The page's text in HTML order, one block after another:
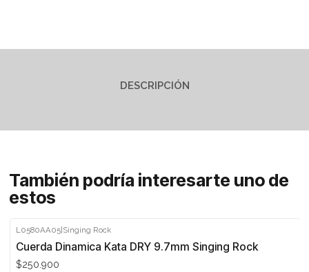
DESCRIPCIÓN
También podría interesarte uno de
estos
L0580AA05 Singing Rock
Cuerda Dinamica Kata DRY 9.7mm Singing Rock
$250.900